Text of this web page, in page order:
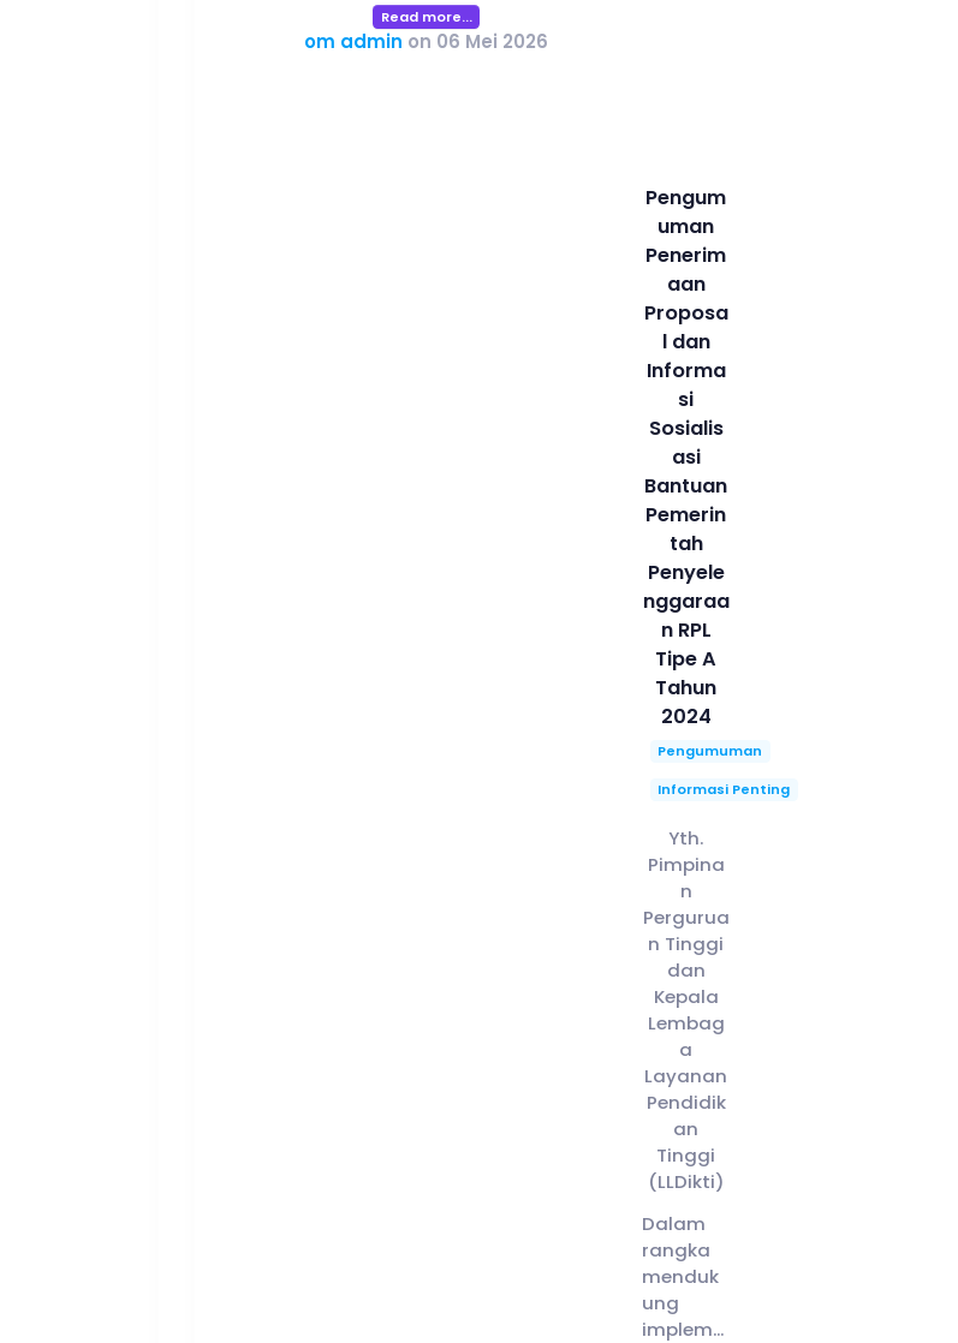
Read more...
om admin on 06 Mei 2026
Pengum
uman
Penerim
aan
Proposa
l dan
Informa
si
Sosialis
asi
Bantuan
Pemerin
tah
Penyele
nggaraa
n RPL
Tipe A
Tahun
2024
Pengumuman
Informasi Penting
Yth.
Pimpina
n
Pergurua
n Tinggi
dan
Kepala
Lembag
a
Layanan
Pendidik
an
Tinggi
(LLDikti)
Dalam
rangka
menduk
ung
implem...